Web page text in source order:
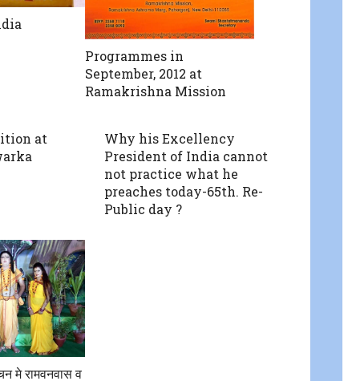
Programmes in
September, 2012 at
Ramakrishna Mission
at
Why his Excellency
President of India cannot
not practice what he
preaches today-65th. Re-
Public day ?
मे रामवनवास व